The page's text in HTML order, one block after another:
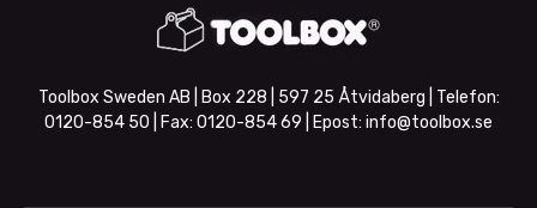
Toolbox Sweden AB | Box 228 | 597 25 Åtvidaberg | Telefon:
0120-854 50 | Fax: 0120-854 69 | Epost: info@toolbox.se